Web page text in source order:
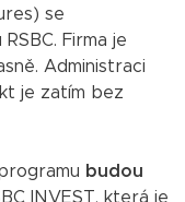
se
Firma je
Administraci
je zatím bez
budou
INVEST, která je